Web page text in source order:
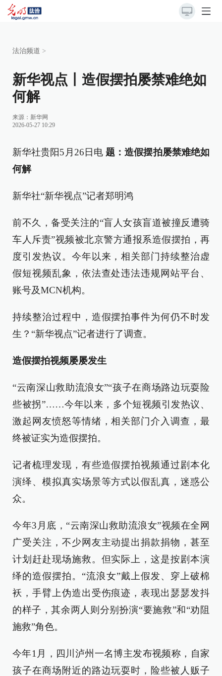
法治频道 >
新华视点丨造假摆拍屡禁难绝如
何解
来源： 新华网
2026-05-27 10:29
新华社贵阳5月26日电 题：造假摆拍屡禁难绝如
何解
新华社“新华视点”记者郑明鸿
前不久，备受关注的“盲人女孩盲道被撞反遭骑
车人斥责”视频被北京警方通报系造假摆拍，再
度引发热议。今年以来，相关部门持续整治虚
假短视频乱象，依法查处违法违规网站平台、
账号及MCN机构。
持续整治过程中，造假摆拍事件为何仍不时发
生？“新华视点”记者进行了调查。
造假摆拍视频屡屡发生
“云南深山救助流浪女”“孩子在商场路边玩耍险
些被拐”……今年以来，多个短视频引发热议、
激起网友愤怒等情绪，相关部门介入调查，最
终被证实为造假摆拍。
记者梳理发现，有些造假摆拍视频通过剧本化
演绎、模拟真实场景等方式以假乱真，迷惑公
众。
今年3月底，“云南深山救助流浪女”视频在全网
广受关注，不少网友主动提出捐款捐物，甚至
计划赶赴现场施救。但实际上，这是按剧本演
绎的造假摆拍。“流浪女”戴上假发、穿上破棉
袄，手臂上伪造出受伤痕迹，表现出瑟瑟发抖
的样子，其余两人则分别扮演“要施救”和“劝阻
施救”角色。
今年1月，四川泸州一名博主发布视频称，自家
孩子在商场附近的路边玩耍时，险些被人贩子